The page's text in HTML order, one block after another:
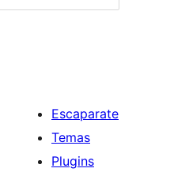
Escaparate
Temas
Plugins